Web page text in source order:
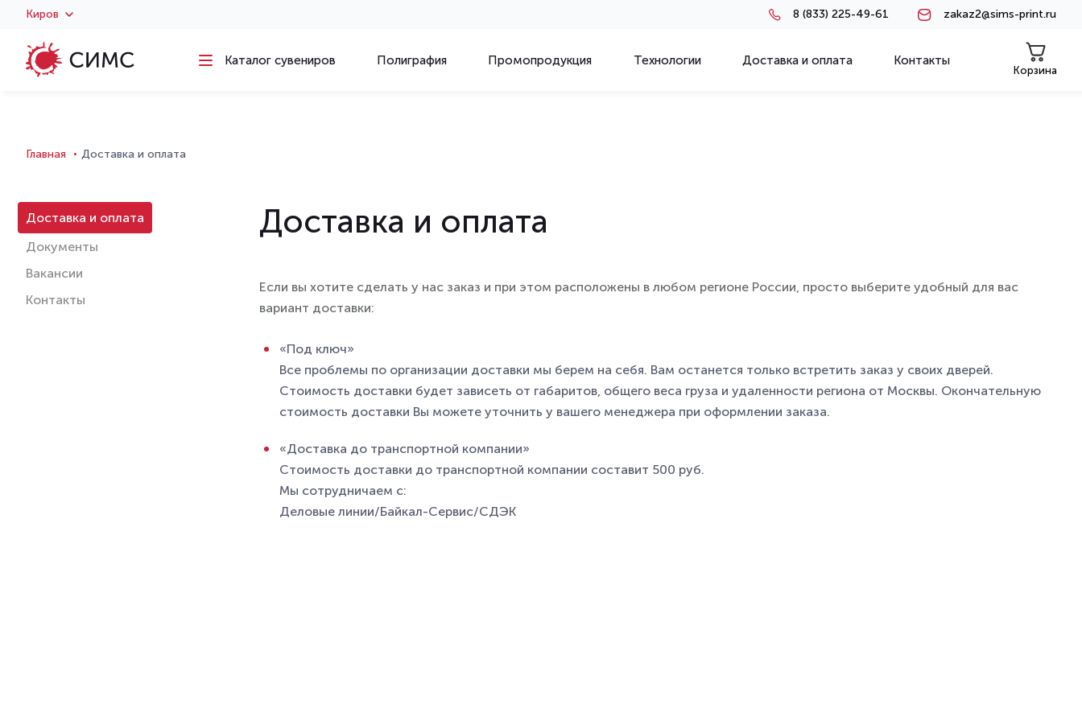
Киров 8 (833) 225-49-61 zakaz2@sims-print.ru
Каталог сувениров Полиграфия Промопродукция Технологии Доставка и оплата Контакты
Корзина
Главная Доставка и оплата
Доставка и оплата
Документы
Вакансии
Контакты
Доставка и оплата
Если вы хотите сделать у нас заказ и при этом расположены в любом регионе России, просто выберите удобный для вас
вариант доставки:
«Под ключ»
Все проблемы по организации доставки мы берем на себя. Вам останется только встретить заказ у своих дверей.
Стоимость доставки будет зависеть от габаритов, общего веса груза и удаленности региона от Москвы. Окончательную
стоимость доставки Вы можете уточнить у вашего менеджера при оформлении заказа.
«Доставка до транспортной компании»
Стоимость доставки до транспортной компании составит 500 руб.
Мы сотрудничаем с:
Деловые линии/Байкал-Сервис/СДЭК